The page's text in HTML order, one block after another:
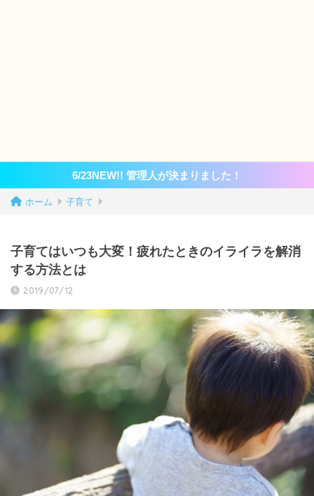
6/23NEW!! 管理人が決まりました！
ホーム 子育て
子育てはいつも大変！疲れたときのイライラを解消
する方法とは
2019/07/12